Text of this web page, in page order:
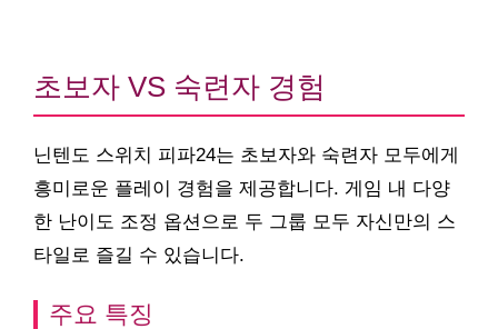
초보자 VS 숙련자 경험
닌텐도 스위치 피파24는 초보자와 숙련자 모두에게
흥미로운 플레이 경험을 제공합니다. 게임 내 다양
한 난이도 조정 옵션으로 두 그룹 모두 자신만의 스
타일로 즐길 수 있습니다.
주요 특징